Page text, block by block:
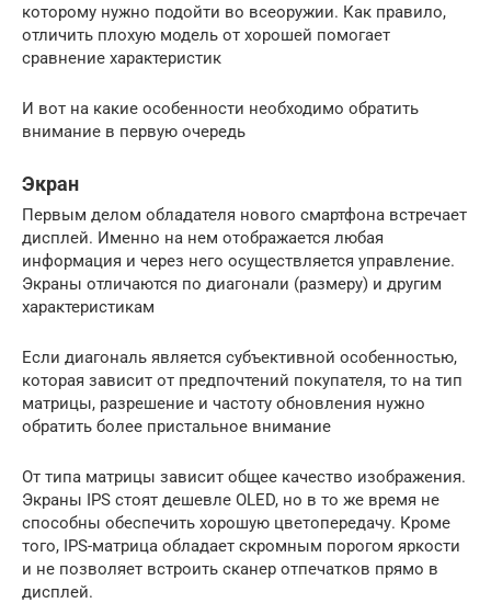
которому нужно подойти во всеоружии. Как правило,
отличить плохую модель от хорошей помогает
сравнение характеристик
И вот на какие особенности необходимо обратить
внимание в первую очередь
Экран
Первым делом обладателя нового смартфона встречает
дисплей. Именно на нем отображается любая
информация и через него осуществляется управление.
Экраны отличаются по диагонали (размеру) и другим
характеристикам
Если диагональ является субъективной особенностью,
которая зависит от предпочтений покупателя, то на тип
матрицы, разрешение и частоту обновления нужно
обратить более пристальное внимание
От типа матрицы зависит общее качество изображения.
Экраны IPS стоят дешевле OLED, но в то же время не
способны обеспечить хорошую цветопередачу. Кроме
того, IPS-матрица обладает скромным порогом яркости
и не позволяет встроить сканер отпечатков прямо в
дисплей.